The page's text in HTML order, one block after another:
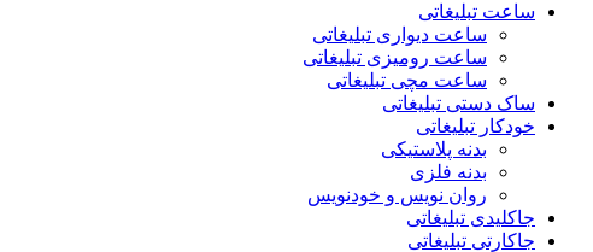
ساعت تبلیغاتی
ساعت دیواری تبلیغاتی
ساعت رومیزی تبلیغاتی
ساعت مچی تبلیغاتی
ساک دستی تبلیغاتی
خودکار تبلیغاتی
بدنه پلاستیکی
بدنه فلزی
روان نویس و خودنویس
جاکلیدی تبلیغاتی
جاکارتی تبلیغاتی